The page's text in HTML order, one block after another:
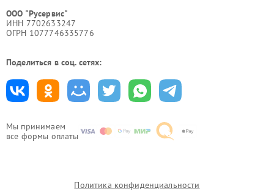
Мы принимаем
все формы оплаты
ООО "Русервис"
ИНН 7702633247
ОГРН 1077746335776
Поделиться в соц. сетях:
Политика конфиденциальности